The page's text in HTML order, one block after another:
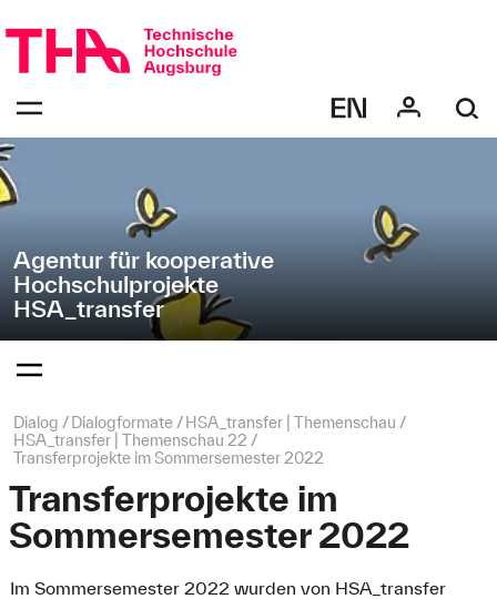
überspringen
zur
Navigation
"HSA_transfer"
Agentur für kooperative
Hochschulprojekte
HSA_transfer
bestätigen
Öffnen
bestätigen
des
Menüs
Seitenpfad:
Dialog Dialogformate
HSA_transfer | Themenschau
HSA_transfer | Themenschau 22
Transferprojekte im Sommersemester 2022
Transferprojekte im
Sommersemester 2022
Im Sommersemester 2022 wurden von HSA_transfer